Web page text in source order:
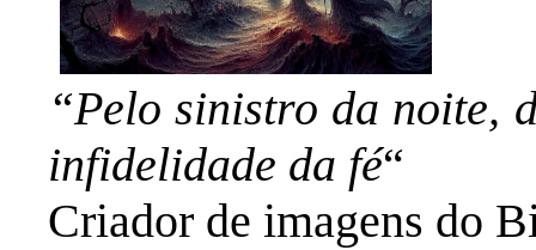
“Pelo sinistro da noite,
infidelidade da fé“
Criador de imagens do